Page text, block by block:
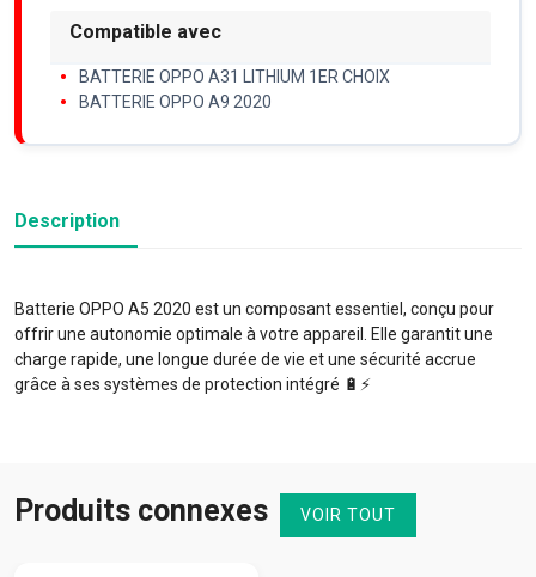
Compatible avec
BATTERIE OPPO A31 LITHIUM 1ER CHOIX
BATTERIE OPPO A9 2020
Description
Batterie OPPO A5 2020 est un composant essentiel, conçu pour
offrir une autonomie optimale à votre appareil. Elle garantit une
charge rapide, une longue durée de vie et une sécurité accrue
grâce à ses systèmes de protection intégré 🔋⚡️
Produits connexes VOIR TOUT